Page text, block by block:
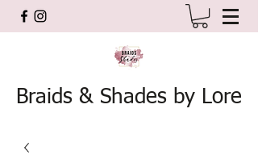
Braids & Shades by Lore